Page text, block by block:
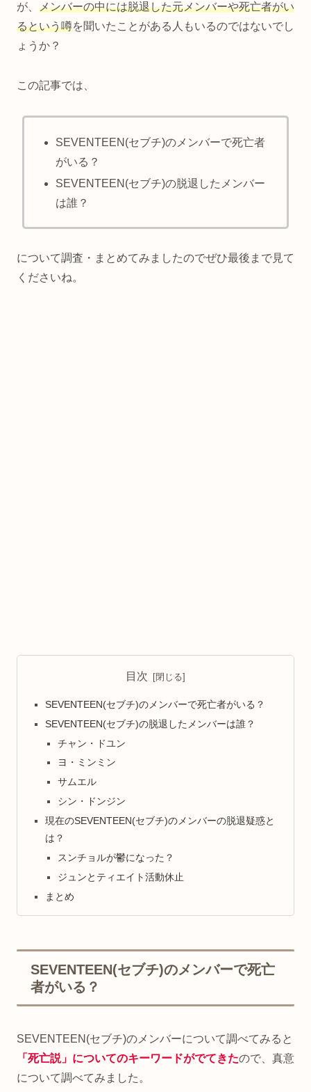
が、 メンバーの中には脱退した元メンバーや死亡者がい
るという噂を聞いたことがある人もいるのではないでし
ょうか？
この記事では、
SEVENTEEN(セブチ)のメンバーで死亡者
がいる？
SEVENTEEN(セブチ)の脱退したメンバー
は誰？
について調査・まとめてみましたのでぜひ最後まで見て
くださいね。
目次
SEVENTEEN(セブチ)のメンバーで死亡者がいる？
SEVENTEEN(セブチ)の脱退したメンバーは誰？
チャン・ドユン
ヨ・ミンミン
サムエル
シン・ドンジン
現在のSEVENTEEN(セブチ)のメンバーの脱退疑惑と
は？
スンチョルが鬱になった？
ジュンとティエイト活動休止
まとめ
SEVENTEEN(セブチ)のメンバーで死亡
者がいる？
SEVENTEEN(セブチ)のメンバーについて調べてみると
「死亡説」についてのキーワードがでてきたので、真意
について調べてみました。